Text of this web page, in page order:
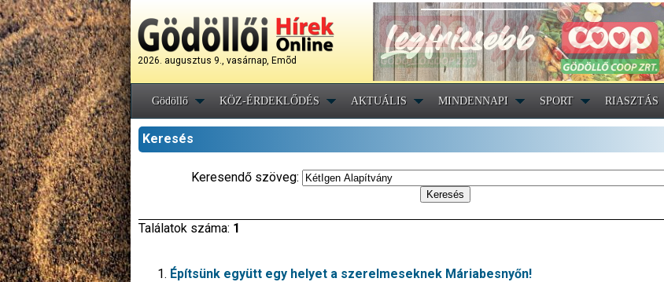
2026. augusztus 9., vasárnap, Emõd
Gödöllő KÖZ-ÉRDEKLŐDÉS AKTUÁLIS MINDENNAPI SPORT RIASZTÁS
Keresés
Keresendő szöveg:
Találatok száma: 1
Építsünk együtt egy helyet a szerelmeseknek Máriabesnyőn!